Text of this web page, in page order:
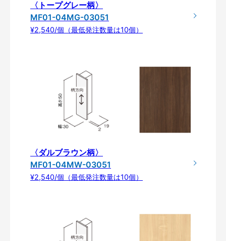
〈トープグレー柄〉
MF01-04MG-03051
¥2,540/個（最低発注数量は10個）
〈ダルブラウン柄〉
MF01-04MW-03051
¥2,540/個（最低発注数量は10個）